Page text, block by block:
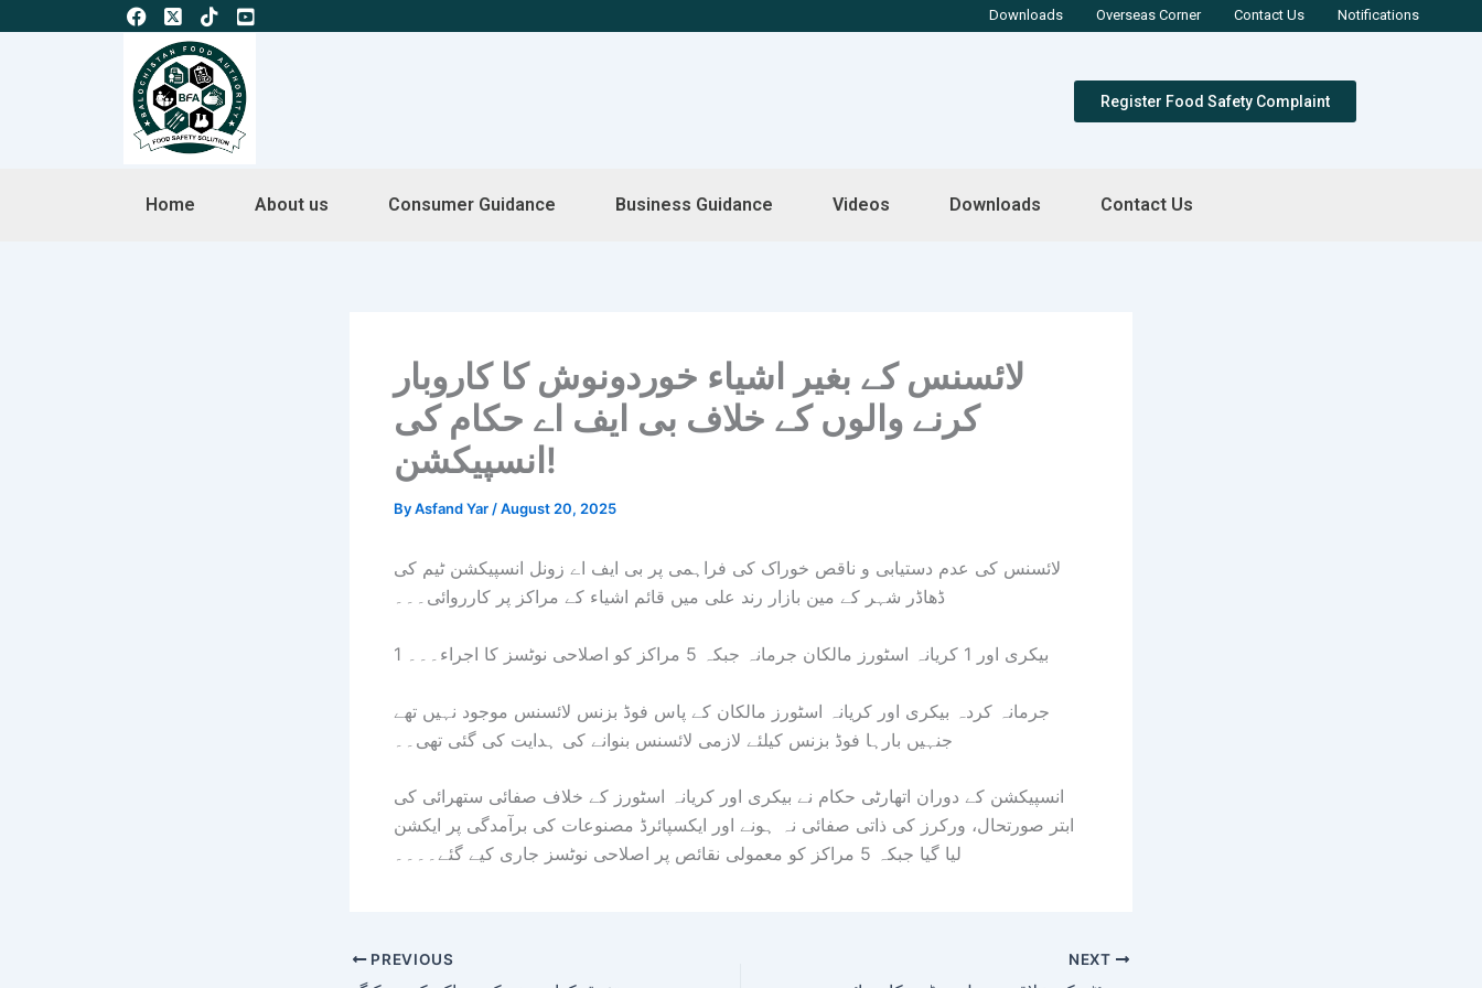
Downloads Overseas Corner Contact Us Notifications
Register Food Safety Complaint
Home About us Consumer Guidance Business Guidance Videos Downloads Contact Us
لائسنس کے بغیر اشیاء خوردونوش کا کاروبار
کرنے والوں کے خلاف بی ایف اے حکام کی
انسپیکشن!
ByAsfand Yar/August 20, 2025
لائسنس کی عدم دستیابی و ناقص خوراک کی فراہمی پر بی ایف اے زونل انسپیکشن ٹیم کی
ڈھاڈر شہر کے مین بازار رند علی میں قائم اشیاء کے مراکز پر کارروائی۔۔۔
1 بیکری اور 1 کریانہ اسٹورز مالکان جرمانہ جبکہ 5 مراکز کو اصلاحی نوٹسز کا اجراء۔۔۔
جرمانہ کردہ بیکری اور کریانہ اسٹورز مالکان کے پاس فوڈ بزنس لائسنس موجود نہیں تھے
جنہیں بارہا فوڈ بزنس کیلئے لازمی لائسنس بنوانے کی ہدایت کی گئی تھی۔۔
انسپیکشن کے دوران اتھارٹی حکام نے بیکری اور کریانہ اسٹورز کے خلاف صفائی ستھرائی کی
ابتر صورتحال، ورکرز کی ذاتی صفائی نہ ہونے اور ایکسپائرڈ مصنوعات کی برآمدگی پر ایکشن
لیا گیا جبکہ 5 مراکز کو معمولی نقائص پر اصلاحی نوٹسز جاری کیے گئے۔۔۔۔
PREVIOUS NEXT